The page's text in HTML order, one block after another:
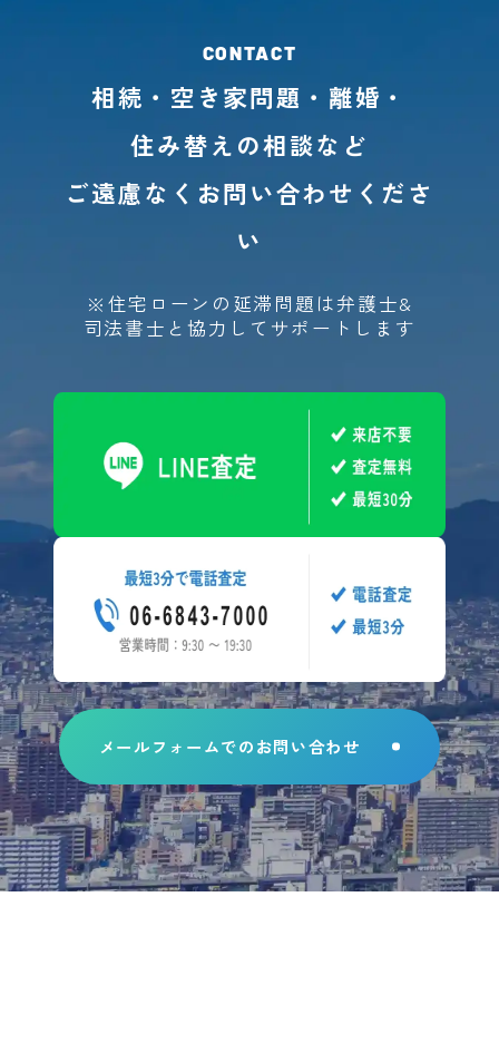
相続・空き家問題・離婚・
住み替えの相談など
ご遠慮なくお問い合わせくださ
い
※住宅ローンの延滞問題は弁護士&
司法書士と協力してサポートします
メールフォームでのお問い合わせ